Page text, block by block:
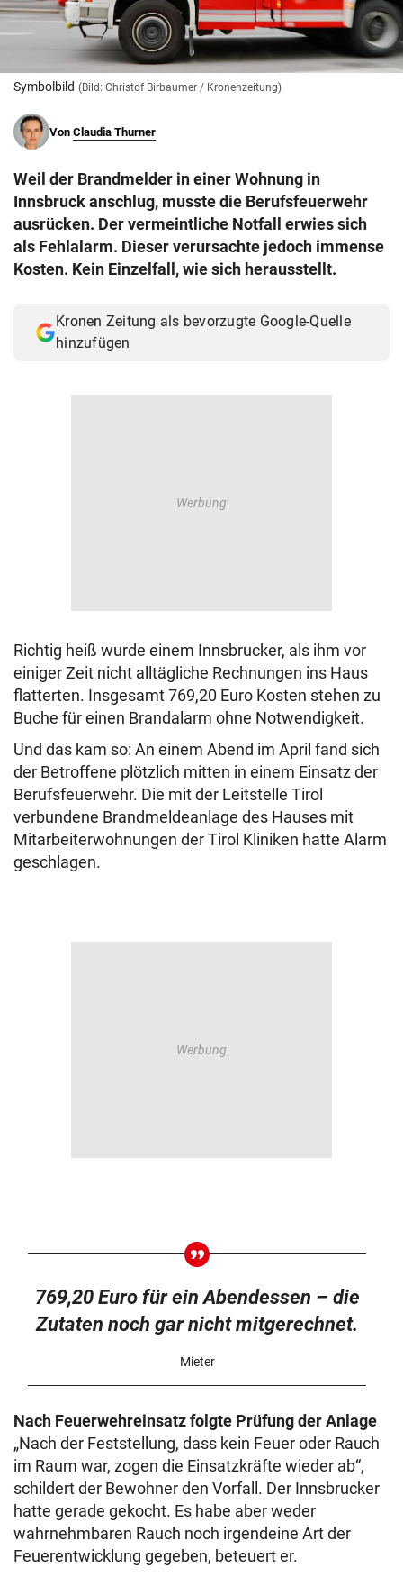
© Krone Multimedia GmbH & Co KG 2026
Muthgasse 2, 1190 Wien
Symbolbild (Bild: Christof Birbaumer / Kronenzeitung)
Von Claudia Thurner
Weil der Brandmelder in einer Wohnung in
Innsbruck anschlug, musste die Berufsfeuerwehr
ausrücken. Der vermeintliche Notfall erwies sich
als Fehlalarm. Dieser verursachte jedoch immense
Kosten. Kein Einzelfall, wie sich herausstellt.
Kronen Zeitung als bevorzugte Google-Quelle
hinzufügen
Richtig heiß wurde einem Innsbrucker, als ihm vor
einiger Zeit nicht alltägliche Rechnungen ins Haus
flatterten. Insgesamt 769,20 Euro Kosten stehen zu
Buche für einen Brandalarm ohne Notwendigkeit.
Und das kam so: An einem Abend im April fand sich
der Betroffene plötzlich mitten in einem Einsatz der
Berufsfeuerwehr. Die mit der Leitstelle Tirol
verbundene Brandmeldeanlage des Hauses mit
Mitarbeiterwohnungen der Tirol Kliniken hatte Alarm
geschlagen.
769,20 Euro für ein Abendessen – die
Zutaten noch gar nicht mitgerechnet.
Mieter
Nach Feuerwehreinsatz folgte Prüfung der Anlage
„Nach der Feststellung, dass kein Feuer oder Rauch
im Raum war, zogen die Einsatzkräfte wieder ab“,
schildert der Bewohner den Vorfall. Der Innsbrucker
hatte gerade gekocht. Es habe aber weder
wahrnehmbaren Rauch noch irgendeine Art der
Feuerentwicklung gegeben, beteuert er.